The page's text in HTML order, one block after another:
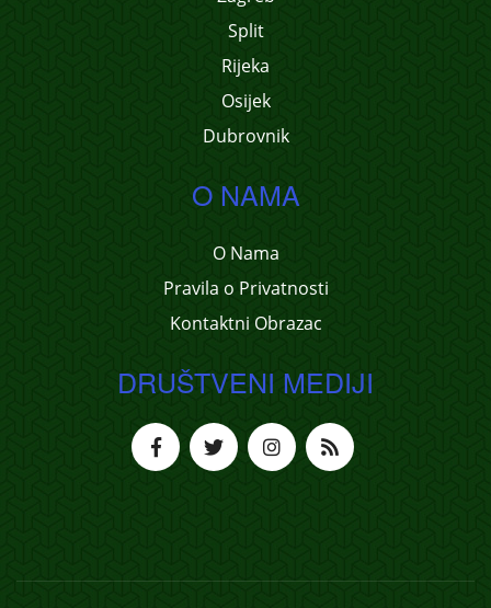
Split
Rijeka
Osijek
Dubrovnik
O NAMA
O Nama
Pravila o Privatnosti
Kontaktni Obrazac
DRUŠTVENI MEDIJI